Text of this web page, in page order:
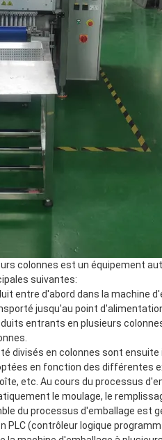
colonnes est un équipement
suivantes:
entre d'abord dans la machine
jusqu'au point
entrants en plusieurs
divisés en colonnes sont
en fonction des différentes
etc. Au cours du processus
le moulage, le
du processus d'emballage est
PLC (contrôleur logique